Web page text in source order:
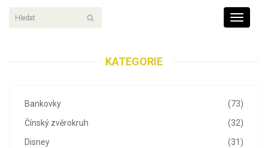
Toggle
KATEGORIE
(73)
Bankovky
(32)
Čínský zvěrokruh
(31)
Disney